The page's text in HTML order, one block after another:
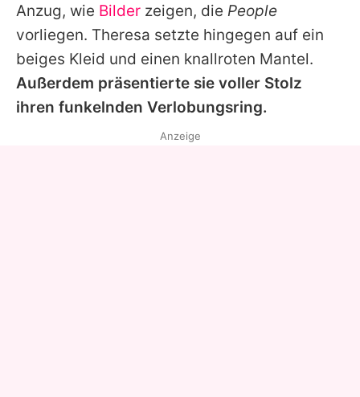
Anzug, wie Bilder zeigen, die People
vorliegen. Theresa setzte hingegen auf ein
beiges Kleid und einen knallroten Mantel.
Außerdem präsentierte sie voller Stolz
ihren funkelnden Verlobungsring.
Anzeige